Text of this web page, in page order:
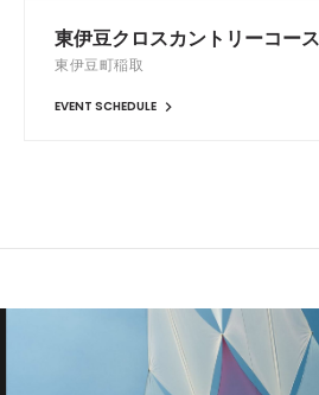
東伊豆クロスカントリーコー
東伊豆町稲取
EVENT SCHEDULE